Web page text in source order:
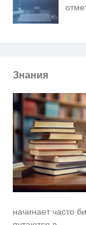
Знания
начинает часто